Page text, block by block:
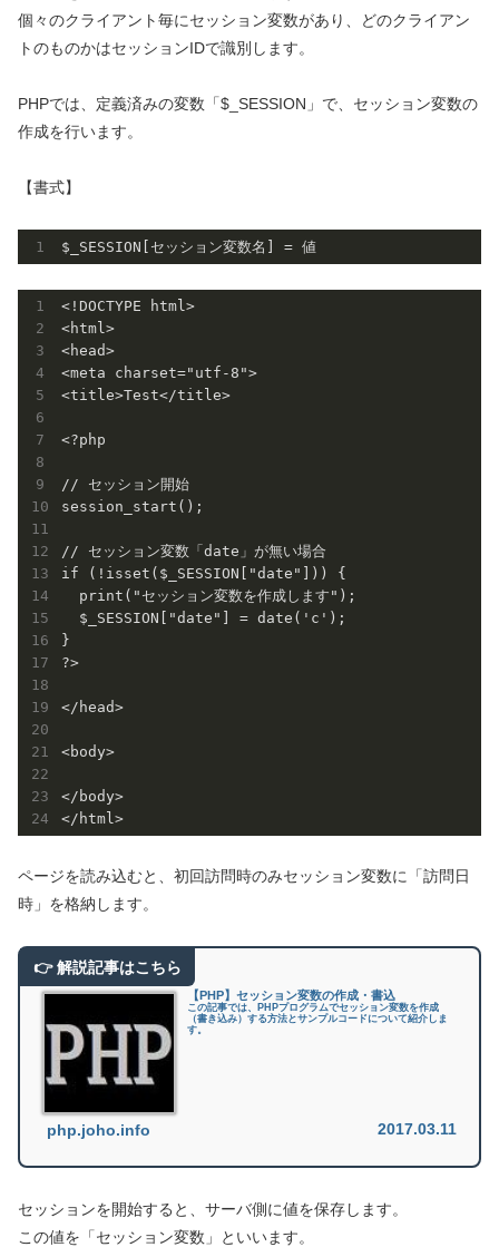
個々のクライアント毎にセッション変数があり、どのクライアン
トのものかはセッションIDで識別します。
PHPでは、定義済みの変数「$_SESSION」で、セッション変数の
作成を行います。
【書式】
<!DOCTYPE html>
<html>
<head>
<meta charset="utf-8">
<title>Test</title>
<?php
// セッション開始
session_start();
// セッション変数「date」が無い場合
if (!isset($_SESSION["date"])) {
  print("セッション変数を作成します");
  $_SESSION["date"] = date('c');
}
?>
</head>
<body>
</body>
ページを読み込むと、初回訪問時のみセッション変数に「訪問日
時」を格納します。
【PHP】セッション変数の作成・書込
この記事では、PHPプログラムでセッション変数を作成
（書き込み）する方法とサンプルコードについて紹介しま
す。
php.joho.info 2017.03.11
セッションを開始すると、サーバ側に値を保存します。
この値を「セッション変数」といいます。